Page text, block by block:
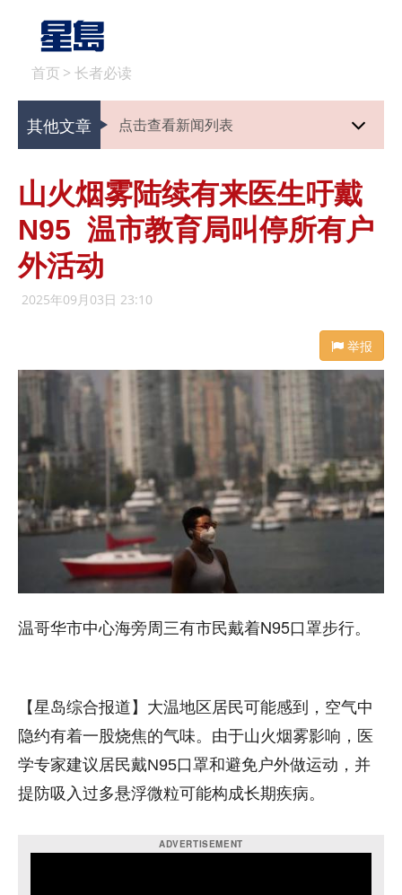
首页 > 长者必读
其他文章 点击查看新闻列表
山火烟雾陆续有来医生吁戴
N95 温市教育局叫停所有户
外活动
2025年09月03日 23:10
举报
温哥华市中心海旁周三有市民戴着N95口罩步行。
【星岛综合报道】大温地区居民可能感到，空气中
隐约有着一股烧焦的气味。由于山火烟雾影响，医
学专家建议居民戴N95口罩和避免户外做运动，并
提防吸入过多悬浮微粒可能构成长期疾病。